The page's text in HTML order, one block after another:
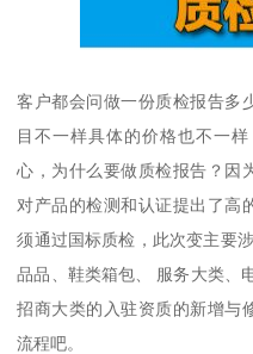
客户都会问做一份质检报告多
目不一样具体的价格也不一
心，为什么要做质检报告？因
对产品的检测和认证提出了高
须通过国标质检，此次变主要
品品、鞋类箱包、 服务大类、
招商大类的入驻资质的新增与
流程吧。